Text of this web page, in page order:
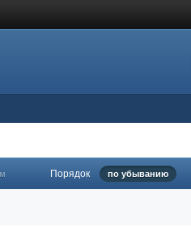
Порядок по убыванию